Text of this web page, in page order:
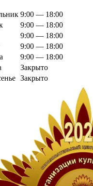
9:00 — 18:00
9:00 — 18:00
9:00 — 18:00
9:00 — 18:00
9:00 — 18:00
Закрыто
Закрыто